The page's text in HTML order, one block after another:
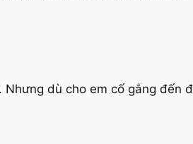
dù cho em cố gắng đến